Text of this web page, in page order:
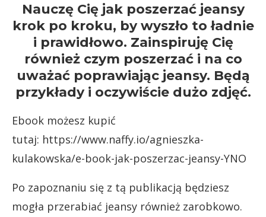
Nauczę Cię jak poszerzać jeansy
krok po kroku, by wyszło to ładnie
i prawidłowo. Zainspiruję Cię
również czym poszerzać i na co
uważać poprawiając jeansy. Będą
przykłady i oczywiście dużo zdjęć.
Ebook możesz kupić
tutaj: https://www.naffy.io/agnieszka-
kulakowska/e-book-jak-poszerzac-jeansy-YNO
Po zapoznaniu się z tą publikacją będziesz
mogła przerabiać jeansy również zarobkowo.